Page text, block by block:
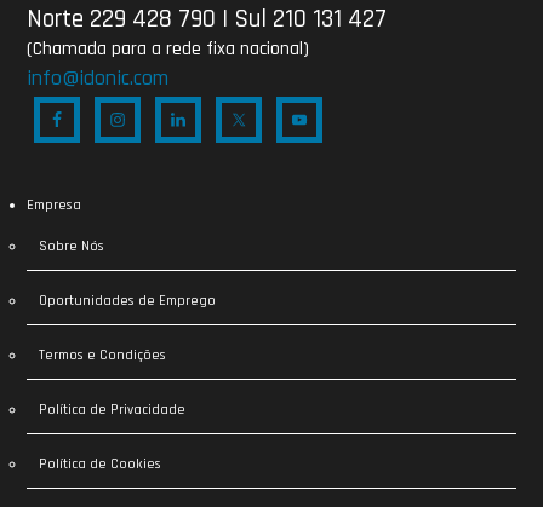
Norte 229 428 790 | Sul 210 131 427
(Chamada para a rede fixa nacional)
info@idonic.com
Empresa
Sobre Nós
Oportunidades de Emprego
Termos e Condições
Política de Privacidade
Política de Cookies